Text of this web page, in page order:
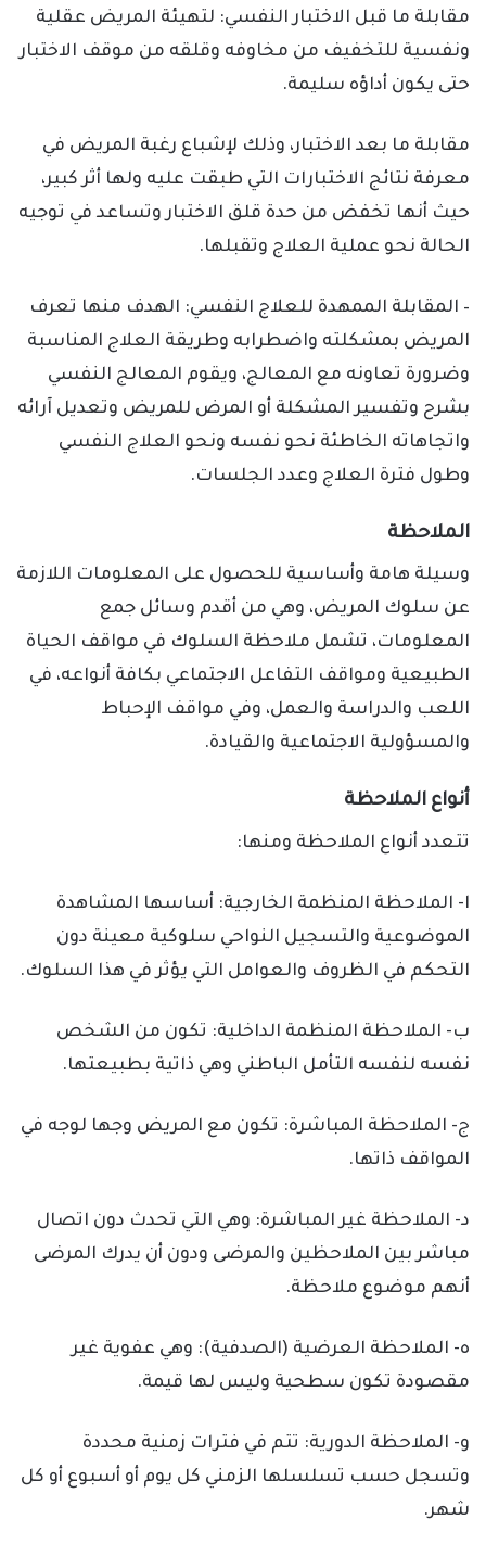
مقابلة ما قبل الاختبار النفسي: لتهيئة المريض عقلية
ونفسية للتخفيف من مخاوفه وقلقه من موقف الاختبار
حتى يكون أداؤه سليمة.
مقابلة ما بعد الاختبار، وذلك لإشباع رغبة المريض في
معرفة نتائج الاختبارات التي طبقت عليه ولها أثر كبير،
حيث أنها تخفض من حدة قلق الاختبار وتساعد في توجيه
الحالة نحو عملية العلاج وتقبلها.
– المقابلة الممهدة للعلاج النفسي: الهدف منها تعرف
المريض بمشكلته واضطرابه وطريقة العلاج المناسبة
وضرورة تعاونه مع المعالج، ويقوم المعالج النفسي
بشرح وتفسير المشكلة أو المرض للمريض وتعديل آرائه
واتجاهاته الخاطئة نحو نفسه ونحو العلاج النفسي
وطول فترة العلاج وعدد الجلسات.
الملاحظة
وسيلة هامة وأساسية للحصول على المعلومات اللازمة
عن سلوك المريض، وهي من أقدم وسائل جمع
المعلومات، تشمل ملاحظة السلوك في مواقف الحياة
الطبيعية ومواقف التفاعل الاجتماعي بكافة أنواعه، في
اللعب والدراسة والعمل، وفي مواقف الإحباط
والمسؤولية الاجتماعية والقيادة.
أنواع الملاحظة
تتعدد أنواع الملاحظة ومنها:
ا- الملاحظة المنظمة الخارجية: أساسها المشاهدة
الموضوعية والتسجيل النواحي سلوكية معينة دون
التحكم في الظروف والعوامل التي يؤثر في هذا السلوك.
ب- الملاحظة المنظمة الداخلية: تكون من الشخص
نفسه لنفسه التأمل الباطني وهي ذاتية بطبيعتها.
ج- الملاحظة المباشرة: تكون مع المريض وجها لوجه في
المواقف ذاتها.
د- الملاحظة غير المباشرة: وهي التي تحدث دون اتصال
مباشر بين الملاحظين والمرضى ودون أن يدرك المرضى
أنهم موضوع ملاحظة.
ه- الملاحظة العرضية (الصدفية): وهي عفوية غير
مقصودة تكون سطحية وليس لها قيمة.
و- الملاحظة الدورية: تتم في فترات زمنية محددة
وتسجل حسب تسلسلها الزمني كل يوم أو أسبوع أو كل
شهر.